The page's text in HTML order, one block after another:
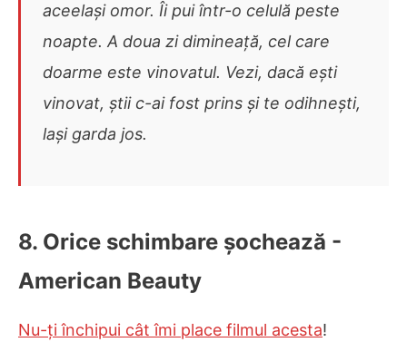
aceelași omor. Îi pui într-o celulă peste
noapte. A doua zi dimineață, cel care
doarme este vinovatul. Vezi, dacă ești
vinovat, știi c-ai fost prins și te odihnești,
lași garda jos.
8. Orice schimbare șochează -
American Beauty
Nu-ți închipui cât îmi place filmul acesta!